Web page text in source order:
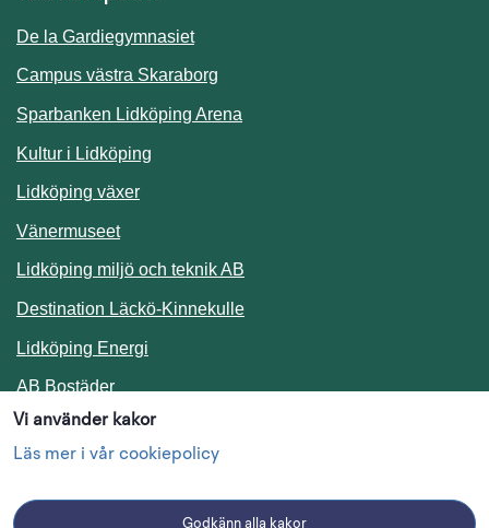
Vi använder kakor
Läs mer i vår cookiepolicy
Godkänn alla kakor
De la Gardiegymnasiet
Campus västra Skaraborg
Sparbanken Lidköping Arena
Kultur i Lidköping
Lidköping växer
Vänermuseet
Lidköping miljö och teknik AB
Destination Läckö-KinnekulleLänk till annan webbplats.
Lidköping Energi
AB BostäderLänk till annan webbplats.
Följ oss i sociala medier